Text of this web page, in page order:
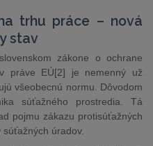
trhu práce – nová
stav
zákone o ochrane
práve EÚ[2] je nemenný už
všeobecnú normu. Dôvodom
súťažného prostredia. Tá
pojmu zákazu protisúťažných
úradov.